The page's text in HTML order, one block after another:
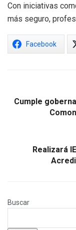
Con iniciativas
más seguro,
Facebook
Cumple
Realizará
Buscar